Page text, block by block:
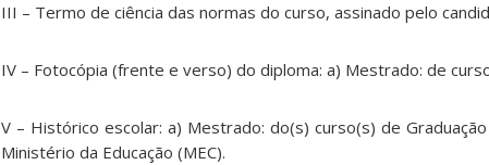
III – Termo de ciência das normas do curso, assinado pelo
IV – Fotocópia (frente e verso) do diploma: a) Mestrado: de
V – Histórico escolar: a) Mestrado: do(s) curso(s) de
Ministério da Educação (MEC).